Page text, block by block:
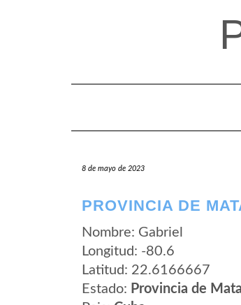
8 de mayo de 2023
PROVINCIA DE
Nombre: Gabriel
Longitud: -80.6
Latitud: 22.6166667
Estado: Provincia de